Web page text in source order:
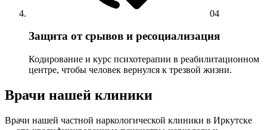
04
Защита от срывов и ресоциализация
Кодирование и курс психотерапии в реабилитационном
центре, чтобы человек вернулся к трезвой жизни.
Врачи нашей клиники
Врачи нашей частной наркологической клиники в Иркутске